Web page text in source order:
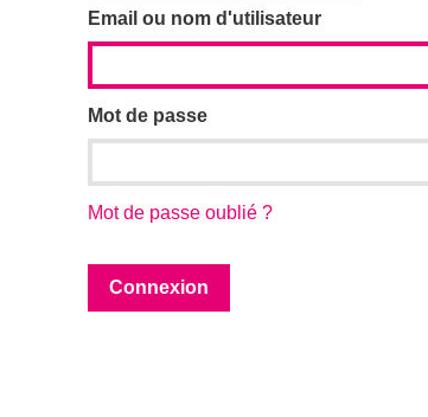
Email ou nom d'utilisateur
Mot de passe
Mot de passe oublié ?